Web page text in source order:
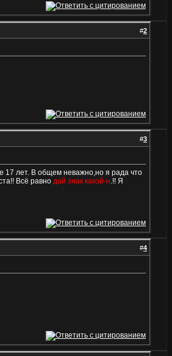
#2
#3
17 лет. В общем неважно,но я рада что
Всё равно дай знак какой-н.!! Я
#4